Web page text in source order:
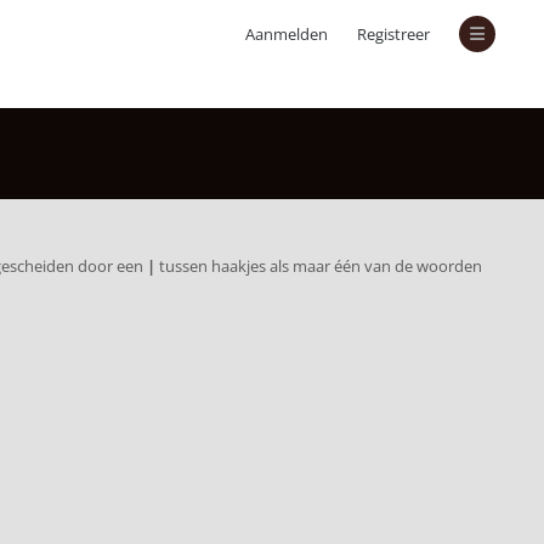
Aanmelden Registreer
door een | tussen haakjes als maar één van de woorden